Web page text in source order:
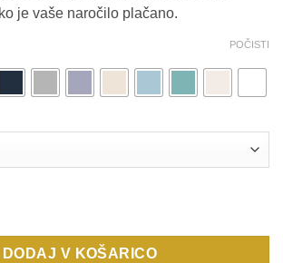
je vaše naročilo plačano.
POČISTI
Crafter - Stanley/Stella količina
DODAJ V KOŠARICO